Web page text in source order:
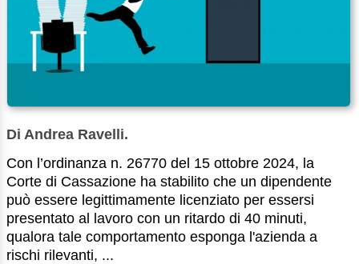
Di Andrea Ravelli.
Con l’ordinanza n. 26770 del 15 ottobre 2024, la
Corte di Cassazione ha stabilito che un dipendente
può essere legittimamente licenziato per essersi
presentato al lavoro con un ritardo di 40 minuti,
qualora tale comportamento esponga l'azienda a
rischi rilevanti, ...